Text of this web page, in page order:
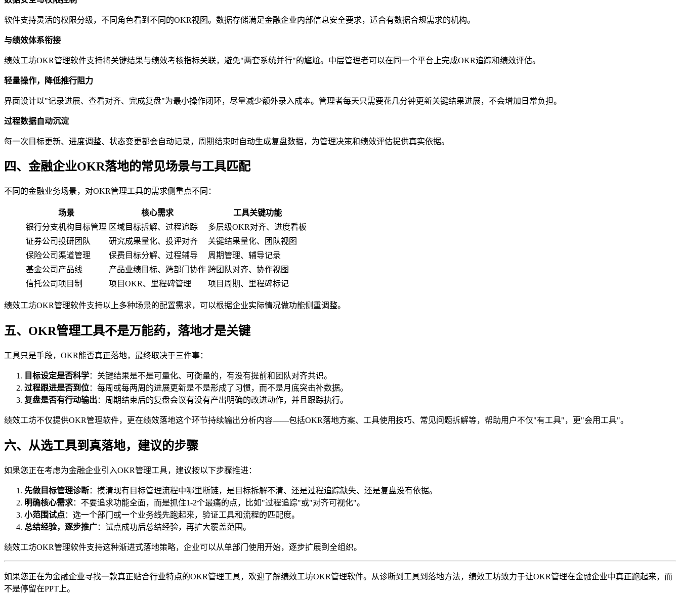
软件支持灵活的权限分级，不同角色看到不同的OKR视图。数据存储满足金融企业内部信息安全要求，适合有数据合规需求的机构。
与绩效体系衔接
绩效工坊OKR管理软件支持将关键结果与绩效考核指标关联，避免"两套系统并行"的尴尬。中层管理者可以在同一个平台上完成OKR追踪和绩效评估。
轻量操作，降低推行阻力
界面设计以"记录进展、查看对齐、完成复盘"为最小操作闭环，尽量减少额外录入成本。管理者每天只需要花几分钟更新关键结果进展，不会增加日常负担。
过程数据自动沉淀
每一次目标更新、进度调整、状态变更都会自动记录，周期结束时自动生成复盘数据，为管理决策和绩效评估提供真实依据。
四、金融企业OKR落地的常见场景与工具匹配
不同的金融业务场景，对OKR管理工具的需求侧重点不同：
场景 核心需求
工具关键功能
银行分支机构目标管理 区域目标拆解、过程追踪
多层级OKR对齐、进度看板
证券公司投研团队
研究成果量化、投评对齐
关键结果量化、团队视图
保险公司渠道管理
保费目标分解、过程辅导
周期管理、辅导记录
基金公司产品线
产品业绩目标、跨部门协作 跨团队对齐、协作视图
信托公司项目制
项目OKR、里程碑管理 项目周期、里程碑标记
绩效工坊OKR管理软件支持以上多种场景的配置需求，可以根据企业实际情况做功能侧重调整。
五、OKR管理工具不是万能药，落地才是关键
工具只是手段，OKR能否真正落地，最终取决于三件事：
目标设定是否科学：关键结果是不是可量化、可衡量的，有没有提前和团队对齐共识。
过程跟进是否到位：每周或每两周的进展更新是不是形成了习惯，而不是月底突击补数据。
复盘是否有行动输出 ：周期结束后的复盘会议有没有产出明确的改进动作，并且跟踪执行。
绩效工坊不仅提供OKR管理软件，更在绩效落地这个环节持续输出分析内容——包括OKR落地方案、工具使用技巧、常见问题拆解等，帮助用户不仅"有工具"，更"会用工具"。
六、从选工具到真落地，建议的步骤
如果您正在考虑为金融企业引入OKR管理工具，建议按以下步骤推进：
先做目标管理诊断：摸清现有目标管理流程中哪里断链，是目标拆解不清、还是过程追踪缺失、还是复盘没有依据。
明确核心需求：不要追求功能全面，而是抓住1-2个最痛的点，比如"过程追踪"或"对齐可视化"。
小范围试点：选一个部门或一个业务线先跑起来，验证工具和流程的匹配度。
总结经验，逐步推广：试点成功后总结经验，再扩大覆盖范围。
绩效工坊OKR管理软件支持这种渐进式落地策略，企业可以从单部门使用开始，逐步扩展到全组织。
如果您正在为金融企业寻找一款真正贴合行业特点的OKR管理工具，欢迎了解绩效工坊OKR管理软件。从诊断到工具到落地方法，绩效工坊致力于让OKR管理在金融企业中真正跑起来，而
不是停留在PPT上。